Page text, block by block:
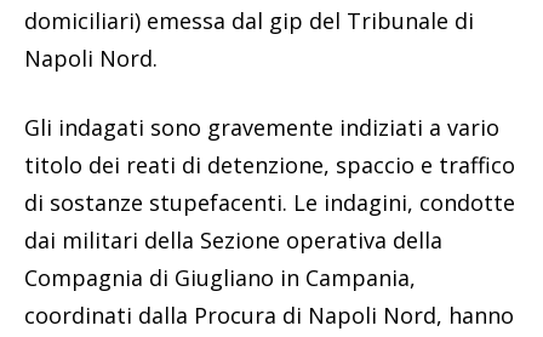
domiciliari) emessa dal gip del Tribunale di
Napoli Nord.
Gli indagati sono gravemente indiziati a vario
titolo dei reati di detenzione, spaccio e traffico
di sostanze stupefacenti. Le indagini, condotte
dai militari della Sezione operativa della
Compagnia di Giugliano in Campania,
coordinati dalla Procura di Napoli Nord, hanno